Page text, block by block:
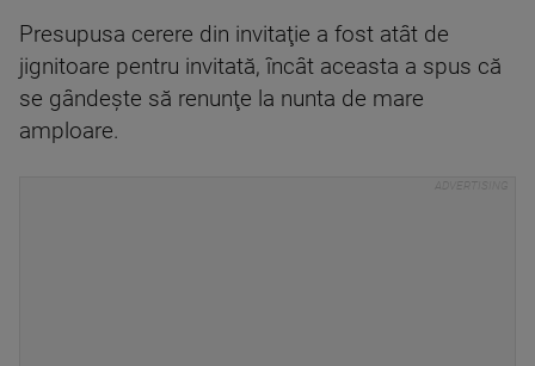
Presupusa cerere din invitaţie a fost atât de
jignitoare pentru invitată, încât aceasta a spus că
se gândeşte să renunţe la nunta de mare
amploare.